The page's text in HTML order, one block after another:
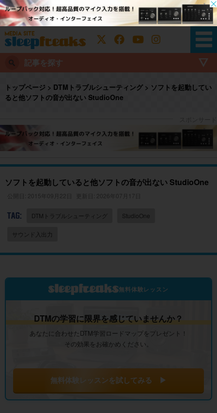
記事を探す
トップページ > DTMトラブルシューティング> ソフトを起動してい
ると他ソフトの音が出ない StudioOne
ソフトを起動していると他ソフトの音が出ない StudioOne
公開日: 2015年09月22日 更新日: 2026年07月17日
TAG: DTMトラブルシューティング StudioOne
サウンド入出力
無料体験レッスン
DTMの学習に限界を感じていませんか？
あなたに合わせたDTM学習ロードマップをプレゼント！
その効果をお確かめください。
無料体験レッスンを試してみる ▶